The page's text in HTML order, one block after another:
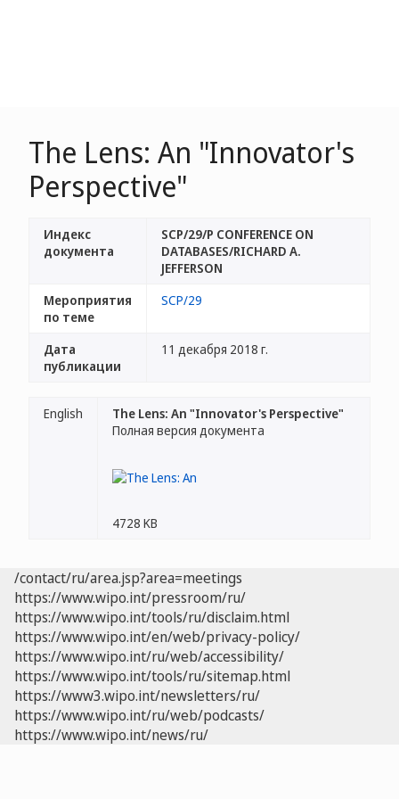
The Lens: An "Innovator's
Perspective"
Индекс
документа
SCP/29/P CONFERENCE ON
DATABASES/RICHARD A.
JEFFERSON
Мероприятия
по теме
SCP/29
Дата
публикации
11 декабря 2018 г.
English
The Lens: An "Innovator's Perspective"
Полная версия документа
4728 KB
/contact/ru/area.jsp?area=meetings
https://www.wipo.int/pressroom/ru/
https://www.wipo.int/tools/ru/disclaim.html
https://www.wipo.int/en/web/privacy-policy/
https://www.wipo.int/ru/web/accessibility/
https://www.wipo.int/tools/ru/sitemap.html
https://www3.wipo.int/newsletters/ru/
https://www.wipo.int/ru/web/podcasts/
https://www.wipo.int/news/ru/